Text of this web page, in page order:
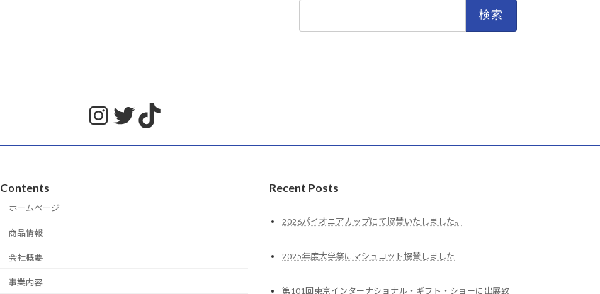
Instagram
Twitter
TikTok
Contents
ホームページ
商品情報
会社概要
事業内容
Recent Posts
2026パイオニアカップにて協賛いたしました。
2025年度大学祭にマシュコット協賛しました
第101回東京インターナショナル・ギフト・ショーに出展致